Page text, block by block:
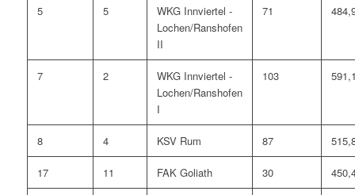
5 5
WKG Innviertel -
Lochen/Ranshofen
II
71
7 2
WKG Innviertel -
Lochen/Ranshofen
I
103
8 4 KSV Rum 87
17 11 FAK Goliath 30